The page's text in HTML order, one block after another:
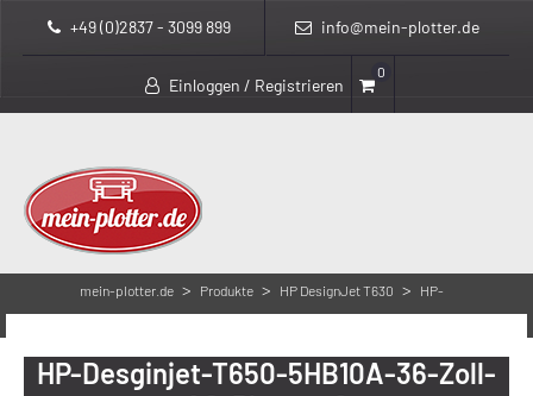
+49 (0)2837 - 3099 899 info@mein-plotter.de
Einloggen / Registrieren
0
mein-plotter.de > Produkte > HP DesignJet T630 >
HP-
HP-Desginjet-T650-5HB10A-36-Zoll-